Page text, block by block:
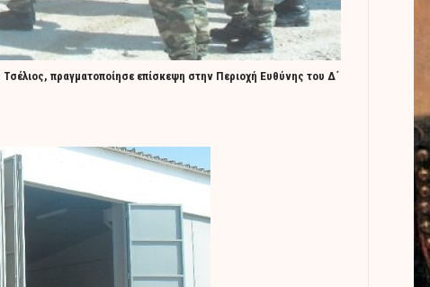
πραγματοποίησε επίσκεψη στην Περιοχή Ευθύνης του Δ΄